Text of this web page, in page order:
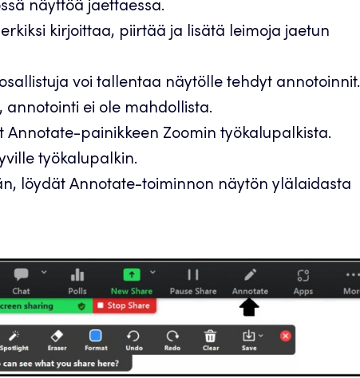
näyttöä jaettaessa.
kirjoittaa, piirtää ja lisätä leimoja jaetun
voi tallentaa näytölle tehdyt annotoinnit.
annotointi ei ole mahdollista.
Annotate-painikkeen Zoomin työkalupalkista.
työkalupalkin.
löydät Annotate-toiminnon näytön ylälaidasta